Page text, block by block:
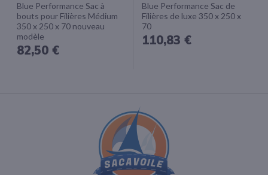
Blue Performance Sac à
bouts pour Filières Médium
350 x 250 x 70 nouveau
modèle
82,50 €
Blue Performance Sac de
Filières de luxe 350 x 250 x
70
110,83 €